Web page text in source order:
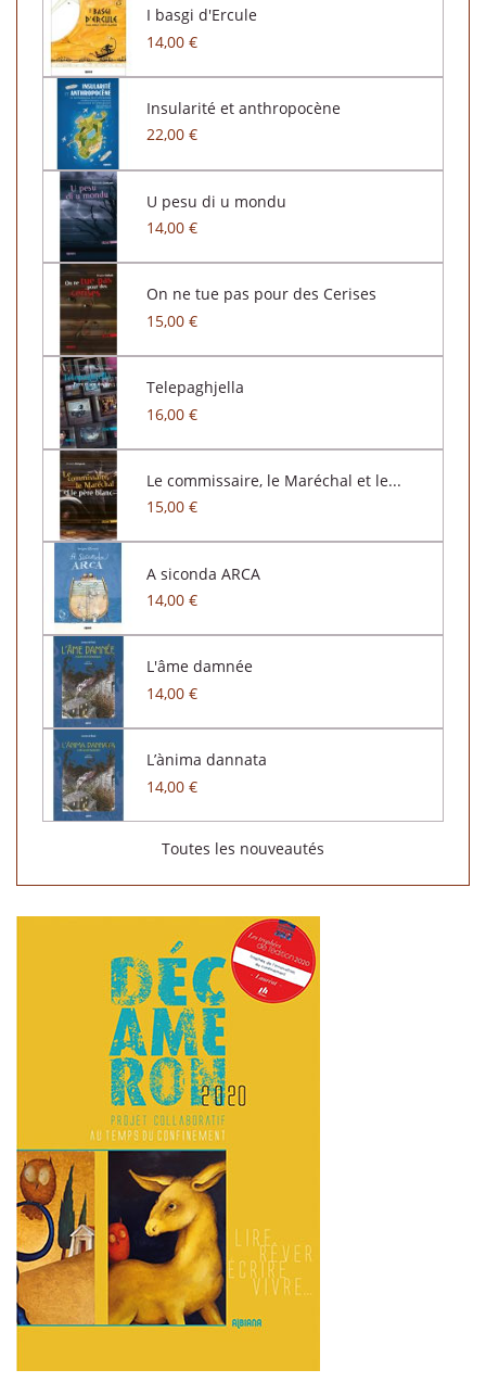
I basgi d'Ercule
14,00 €
Insularité et anthropocène
22,00 €
U pesu di u mondu
14,00 €
On ne tue pas pour des Cerises
15,00 €
Telepaghjella
16,00 €
Le commissaire, le Maréchal et le...
15,00 €
A siconda ARCA
14,00 €
L'âme damnée
14,00 €
L’ànima dannata
14,00 €
Toutes les nouveautés